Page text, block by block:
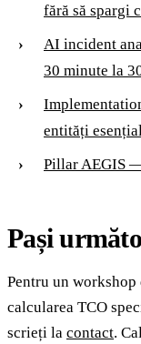
fără să spargi
AI incident
30 minute la
entități
Pillar AEGIS
Pași
Pentru un workshop
calcularea TCO
scrieți la contact.